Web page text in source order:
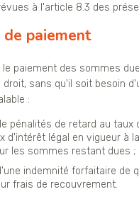
à l'article 8.3 des
paiement
le paiement des sommes
droit, sans qu'il soit besoin
:
pénalités de retard au taux
d'intérêt légal en vigueur à
les sommes restant dues ;
indemnité forfaitaire de
frais de recouvrement.